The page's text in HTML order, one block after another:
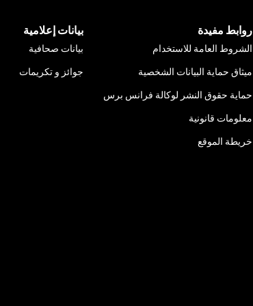
روابط مفيدة
الشروط العامة للاستخدام
ميثاق حماية البيانات الشخصية
حماية حقوق النشر لوكالة فرانس برس
معلومات قانونية
خريطة الموقع
بيانات إعلامية
بيانات صحافية
جوائز و تكريمات